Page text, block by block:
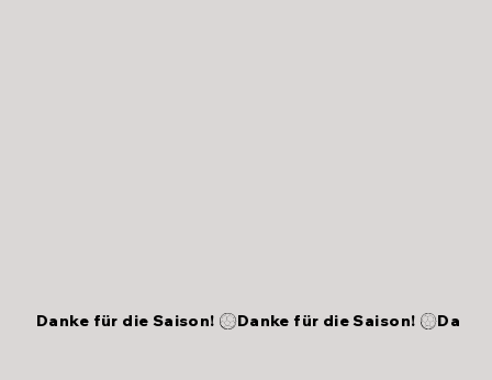
Danke für die Saison!